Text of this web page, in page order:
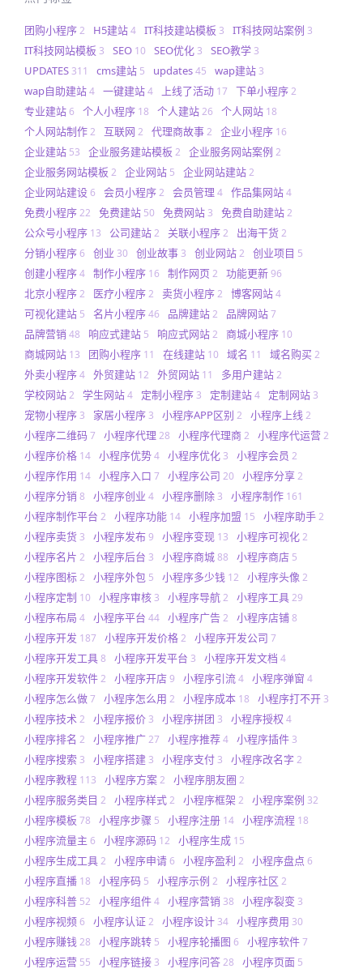
团购小程序2 H5建站4 IT科技建站模板 3 IT科技网站案例 3
IT科技网站模板 3 SEO 10 SEO优化 3 SEO教学 3
UPDATES 311 cms建站 5 updates45 wap建站 3
wap自助建站4 一键建站4 上线了活动 17 下单小程序2
专业建站6 个人小程序 18 个人建站26 个人网站 18
个人网站制作2 互联网 2 代理商故事2 企业小程序 16
企业建站 53 企业服务建站模板 2 企业服务网站案例 2
企业服务网站模板 2 企业网站 5 企业网站建站2
企业网站建设6 会员小程序2 会员管理 4 作品集网站4
免费小程序22 免费建站 50 免费网站 3 免费自助建站2
公众号小程序 13 公司建站2 关联小程序2 出海干货2
分销小程序6 创业 30 创业故事 3 创业网站2 创业项目 5
创建小程序4 制作小程序 16 制作网页 2 功能更新96
北京小程序2 医疗小程序2 卖货小程序2 博客网站4
可视化建站 5 名片小程序46 品牌建站2 品牌网站7
品牌营销 48 响应式建站 5 响应式网站2 商城小程序 10
商城网站 13 团购小程序 11 在线建站 10 域名 11 域名购买2
外卖小程序4 外贸建站 12 外贸网站 11 多用户建站2
学校网站2 学生网站4 定制小程序 3 定制建站4 定制网站 3
宠物小程序 3 家居小程序 3 小程序APP区别 2 小程序上线 2
小程序二维码7 小程序代理 28 小程序代理商2 小程序代运营2
小程序价格 14 小程序优势4 小程序优化 3 小程序会员 2
小程序作用 14 小程序入口 7 小程序公司 20 小程序分享2
小程序分销 8 小程序创业 4 小程序删除 3 小程序制作 161
小程序制作平台 2 小程序功能 14 小程序加盟 15 小程序助手2
小程序卖货 3 小程序发布9 小程序变现 13 小程序可视化2
小程序名片 2 小程序后台 3 小程序商城88 小程序商店 5
小程序图标2 小程序外包 5 小程序多少钱 12 小程序头像 2
小程序定制 10 小程序审核 3 小程序导航2 小程序工具29
小程序布局 4 小程序平台 44 小程序广告2 小程序店铺8
小程序开发 187 小程序开发价格2 小程序开发公司 7
小程序开发工具8 小程序开发平台 3 小程序开发文档 4
小程序开发软件2 小程序开店9 小程序引流4 小程序弹窗 4
小程序怎么做7 小程序怎么用 2 小程序成本 18 小程序打不开 3
小程序技术 2 小程序报价 3 小程序拼团 3 小程序授权 4
小程序排名 2 小程序推广27 小程序推荐4 小程序插件 3
小程序搜索 3 小程序搭建 3 小程序支付 3 小程序改名字 2
小程序教程 113 小程序方案2 小程序朋友圈 2
小程序服务类目 2 小程序样式2 小程序框架 2 小程序案例 32
小程序模板 78 小程序步骤 5 小程序注册 14 小程序流程 18
小程序流量主 6 小程序源码 12 小程序生成 15
小程序生成工具2 小程序申请6 小程序盈利 2 小程序盘点 6
小程序直播 18 小程序码 5 小程序示例 2 小程序社区 2
小程序科普 52 小程序组件4 小程序营销 38 小程序裂变 3
小程序视频6 小程序认证2 小程序设计 34 小程序费用 30
小程序赚钱28 小程序跳转 5 小程序轮播图 6 小程序软件7
小程序运营 55 小程序链接 3 小程序问答28 小程序页面 5